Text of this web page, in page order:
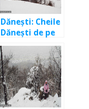
Dănești: Cheile
Dănești de pe
valea Izvorul
Bulzului